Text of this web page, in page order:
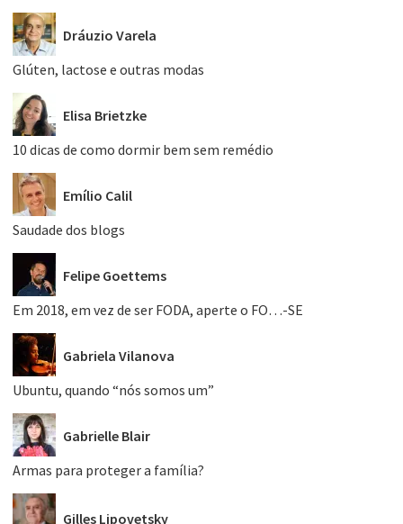
Dráuzio Varela
Glúten, lactose e outras modas
Elisa Brietzke
10 dicas de como dormir bem sem remédio
Emílio Calil
Saudade dos blogs
Felipe Goettems
Em 2018, em vez de ser FODA, aperte o FO…-SE
Gabriela Vilanova
Ubuntu, quando “nós somos um”
Gabrielle Blair
Armas para proteger a família?
Gilles Lipovetsky